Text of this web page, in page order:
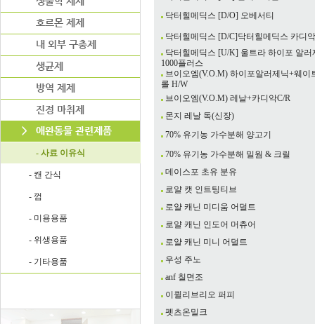
- 사료 이유식
- 캔 간식
- 껌
- 미용용품
- 위생용품
- 기타용품
닥터힐메딕스 [D/O] 오베서티
닥터힐메딕스 [D/C]닥터힐메딕스 카디악
닥터힐메딕스 [U/K] 울트라 하이포 알러
1000플러스
브이오엠(V.O.M) 하이포알러제닉+웨이
롤 H/W
브이오엠(V.O.M) 레날+카디악C/R
몬지 레날 독(신장)
70% 유기농 가수분해 양고기
70% 유기농 가수분해 밀웜 & 크릴
데이스포 초유 분유
로얄 캣 인트팅티브
로얄 캐닌 미디움 어덜트
로얄 캐닌 인도어 머츄어
로얄 캐닌 미니 어덜트
우성 주노
anf 칠면조
이퀼리브리오 퍼피
펫츠온밀크